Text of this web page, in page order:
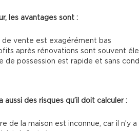
les avantages sont :
de vente est exagérément bas
après rénovations sont souvent
de possession est rapide et sans
aussi des risques qu’il doit calculer :
de la maison est inconnue, car il